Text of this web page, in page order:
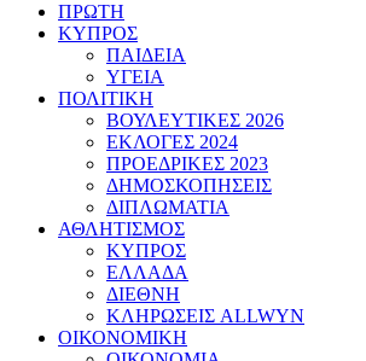
ΠΡΩΤΗ
ΚΥΠΡΟΣ
ΠΑΙΔΕΙΑ
ΥΓΕΙΑ
ΠΟΛΙΤΙΚΗ
ΒΟΥΛΕΥΤΙΚΕΣ 2026
ΕΚΛΟΓΕΣ 2024
ΠΡΟΕΔΡΙΚΕΣ 2023
ΔΗΜΟΣΚΟΠΗΣΕΙΣ
ΔΙΠΛΩΜΑΤΙΑ
ΑΘΛΗΤΙΣΜΟΣ
ΚΥΠΡΟΣ
ΕΛΛΑΔΑ
ΔΙΕΘΝΗ
ΚΛΗΡΩΣΕΙΣ ALLWYN
ΟΙΚΟΝΟΜΙΚΗ